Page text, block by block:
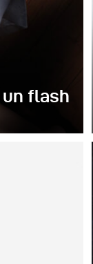
flash